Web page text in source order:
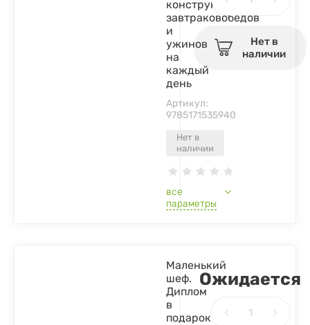
Нет в
наличии
конструктор
завтраковобедов
и
ужинов
на
каждый
день
Артикул:
9785171535940
все
параметры
Нет в
наличии
Маленький
шеф.
Диплом
в
подарок
Ожидается